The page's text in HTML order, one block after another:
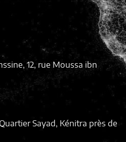
12, rue Moussa ibn
Quartier Sayad, Kénitra près de